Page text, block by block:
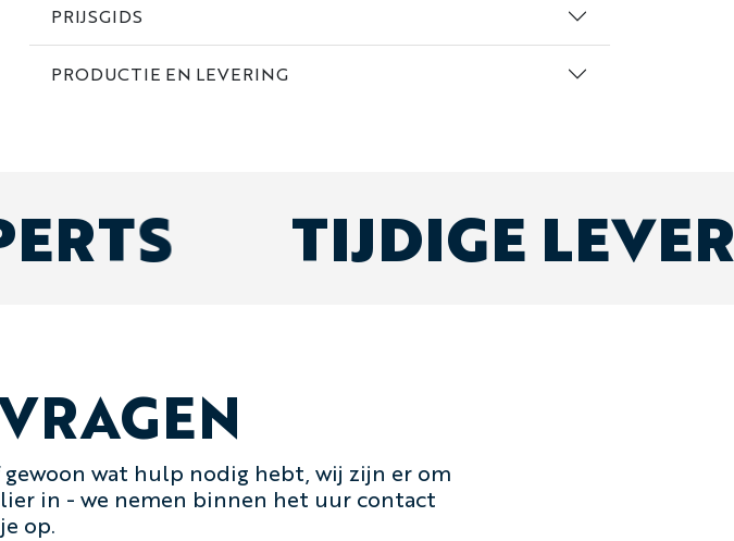
borduurwerk & individuele details toevoegen
Zie je niet deop maat gemaakte ritsen
die je zoekt? Neem vandaag
nog contact met ons op!
PRIJSGIDS
PRODUCTIE EN LEVERING
TIJDIGE
wat hulp nodig hebt, wij zijn er om
in - we nemen binnen het uur contact
op.